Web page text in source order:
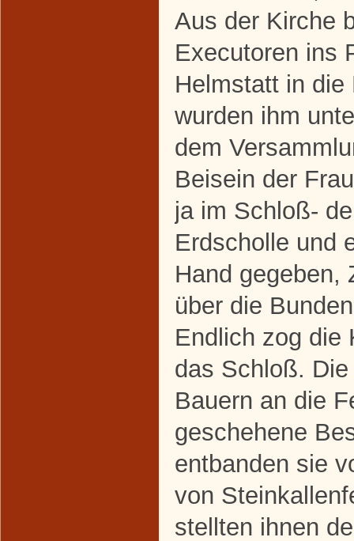
Aus der Kirche
Executoren ins
Helmstatt in die
wurden ihm
dem
Beisein der
ja im Schloß-
Erdscholle und
Hand gegeben,
über die
Endlich zog die
das Schloß.
Bauern an die
geschehene
entbanden sie
von
stellten ihnen